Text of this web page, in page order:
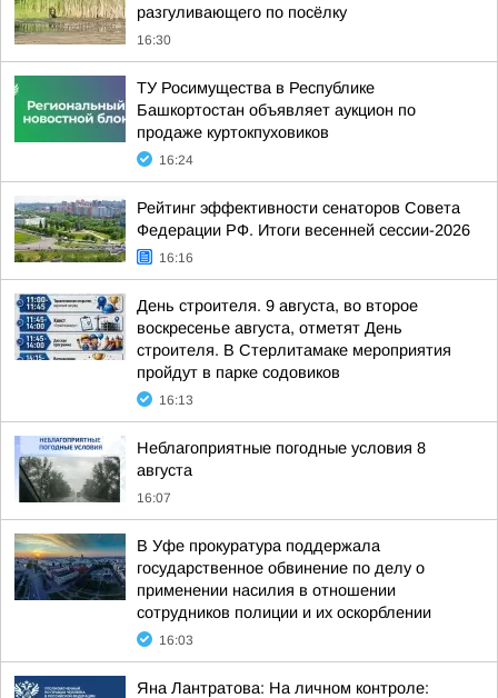
разгуливающего по посёлку
16:30
ТУ Росимущества в Республике
Башкортостан объявляет аукцион по
продаже куртокпуховиков
16:24
Рейтинг эффективности сенаторов Совета
Федерации РФ. Итоги весенней сессии-2026
16:16
День строителя. 9 августа, во второе
воскресенье августа, отметят День
строителя. В Стерлитамаке мероприятия
пройдут в парке содовиков
16:13
Неблагоприятные погодные условия 8
августа
16:07
В Уфе прокуратура поддержала
государственное обвинение по делу о
применении насилия в отношении
сотрудников полиции и их оскорблении
16:03
Яна Лантратова: На личном контроле: